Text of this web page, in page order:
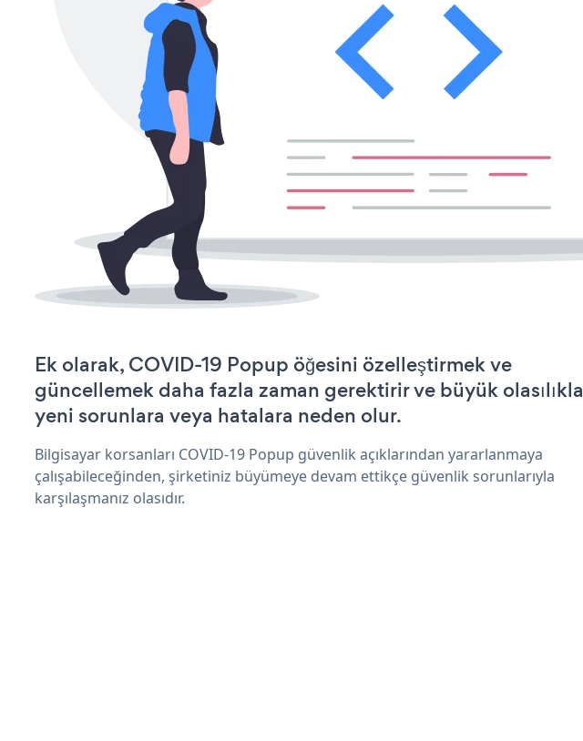
Ek olarak, COVID-19 Popup öğesini özelleştirmek ve
güncellemek daha fazla zaman gerektirir ve büyük olasılıkla
yeni sorunlara veya hatalara neden olur.
Bilgisayar korsanları COVID-19 Popup güvenlik açıklarından yararlanmaya
çalışabileceğinden, şirketiniz büyümeye devam ettikçe güvenlik sorunlarıyla
karşılaşmanız olasıdır.